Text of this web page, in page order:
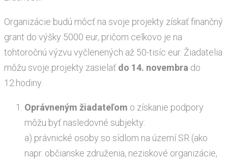
Organizácie budú môcť na svoje projekty získať finančný
grant do výšky 5000 eur, pričom celkovo je na
tohtoročnú výzvu vyčlenených až 50-tisíc eur. Žiadatelia
môžu svoje projekty zasielať do 14. novembra do
12.hodiny.
Oprávneným žiadateľom o získanie podpory
môžu byť nasledovné subjekty:
a) právnické osoby so sídlom na území SR (ako
napr. občianske združenia, neziskové organizácie,